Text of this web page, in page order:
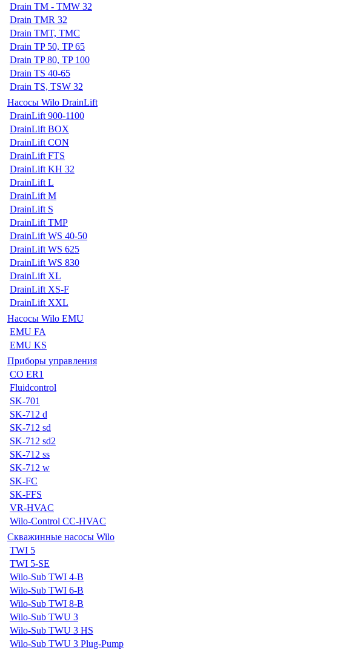
Drain TM - TMW 32
Drain TMR 32
Drain TMT, TMC
Drain TP 50, TP 65
Drain TP 80, TP 100
Drain TS 40-65
Drain TS, TSW 32
Насосы Wilo DrainLift
DrainLift 900-1100
DrainLift BOX
DrainLift CON
DrainLift FTS
DrainLift KH 32
DrainLift L
DrainLift M
DrainLift S
DrainLift TMP
DrainLift WS 40-50
DrainLift WS 625
DrainLift WS 830
DrainLift XL
DrainLift XS-F
DrainLift XXL
Насосы Wilo EMU
EMU FA
EMU KS
Приборы управления
CO ER1
Fluidcontrol
SK-701
SK-712 d
SK-712 sd
SK-712 sd2
SK-712 ss
SK-712 w
SK-FC
SK-FFS
VR-HVAC
Wilo-Control CC-HVAC
Скважинные насосы Wilo
TWI 5
TWI 5-SE
Wilo-Sub TWI 4-B
Wilo-Sub TWI 6-B
Wilo-Sub TWI 8-B
Wilo-Sub TWU 3
Wilo-Sub TWU 3 HS
Wilo-Sub TWU 3 Plug-Pump